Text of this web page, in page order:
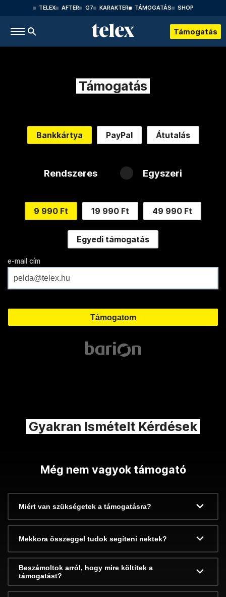
TELEX AFTER G7 KARAKTER TÁMOGATÁS SHOP
Támogatás
Támogatás
Bankkártya PayPal Átutalás
Rendszeres Egyszeri
9 990 Ft 19 990 Ft 49 990 Ft
Egyedi támogatás
e-mail cím
Gyakran Ismételt Kérdések
Még nem vagyok támogató
Miért van szükségetek a támogatásra?
Mekkora összeggel tudok segíteni nektek?
Beszámoltok arról, hogy mire költitek a
támogatást?